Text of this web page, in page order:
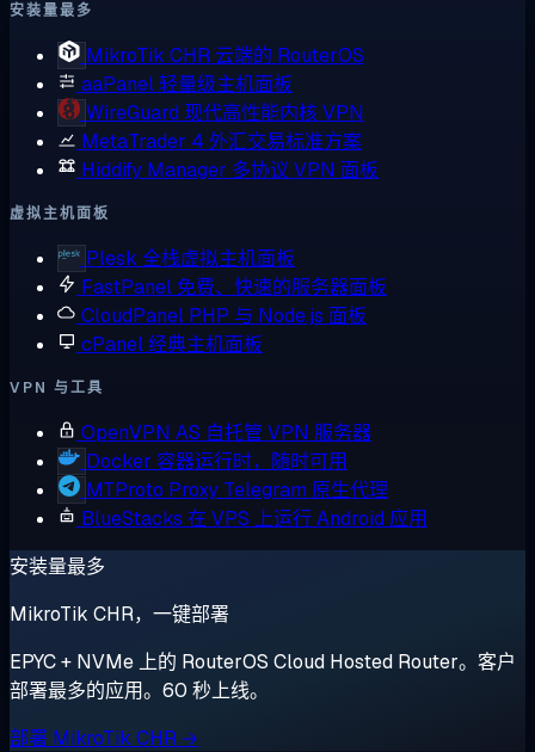
安装量最多
MikroTik CHR 云端的 RouterOS
aaPanel轻量级主机面板
WireGuard 现代高性能内核 VPN
MetaTrader 4 外汇交易标准方案
Hiddify Manager 多协议 VPN 面板
虚拟主机面板
Plesk 全栈虚拟主机面板
FastPanel 免费、快速的服务器面板
CloudPanel PHP 与 Node.js 面板
cPanel经典主机面板
VPN 与工具
OpenVPN AS 自托管 VPN 服务器
Docker 容器运行时，随时可用
MTProto Proxy Telegram 原生代理
BlueStacks 在 VPS 上运行 Android 应用
安装量最多
MikroTik CHR，一键部署
EPYC + NVMe 上的 RouterOS Cloud Hosted Router。客户
部署最多的应用。60 秒上线。
部署 MikroTik CHR →